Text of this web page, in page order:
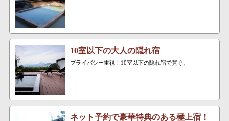
10室以下の大人の隠れ宿
プライバシー重視！10室以下の隠れ宿で寛ぐ。
ネット予約で豪華特典のある極上宿！